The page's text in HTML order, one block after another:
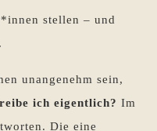
stellen – und
unangenehm sein,
ich eigentlich? Im
Die eine